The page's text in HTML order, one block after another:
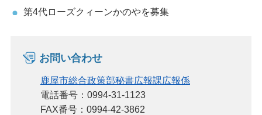
第4代ローズクィーンかのやを募集
お問い合わせ
鹿屋市総合政策部秘書広報課広報係
電話番号：0994-31-1123
FAX番号：0994-42-3862